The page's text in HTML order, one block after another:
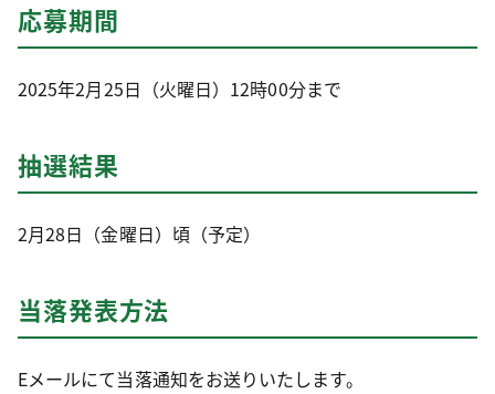
応募期間
2025年2月25日（火曜日）12時00分まで
抽選結果
2月28日（金曜日）頃（予定）
当落発表方法
Eメールにて当落通知をお送りいたします。